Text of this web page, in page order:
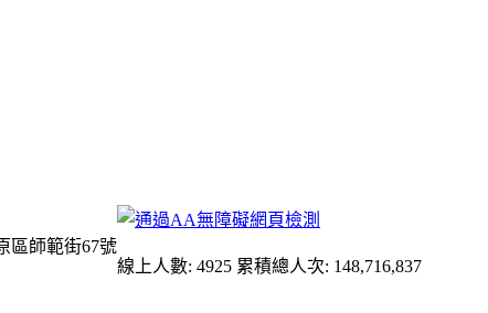
區師範街67號
線上人數: 4925 累積總人次: 148,716,837